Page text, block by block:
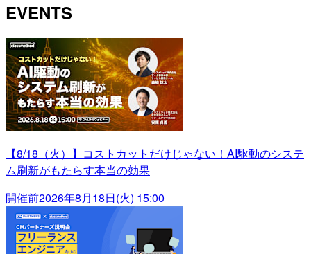
EVENTS
【8/18（火）】コストカットだけじゃない！AI駆動のシステ
ム刷新がもたらす本当の効果
開催前2026年8月18日(火) 15:00